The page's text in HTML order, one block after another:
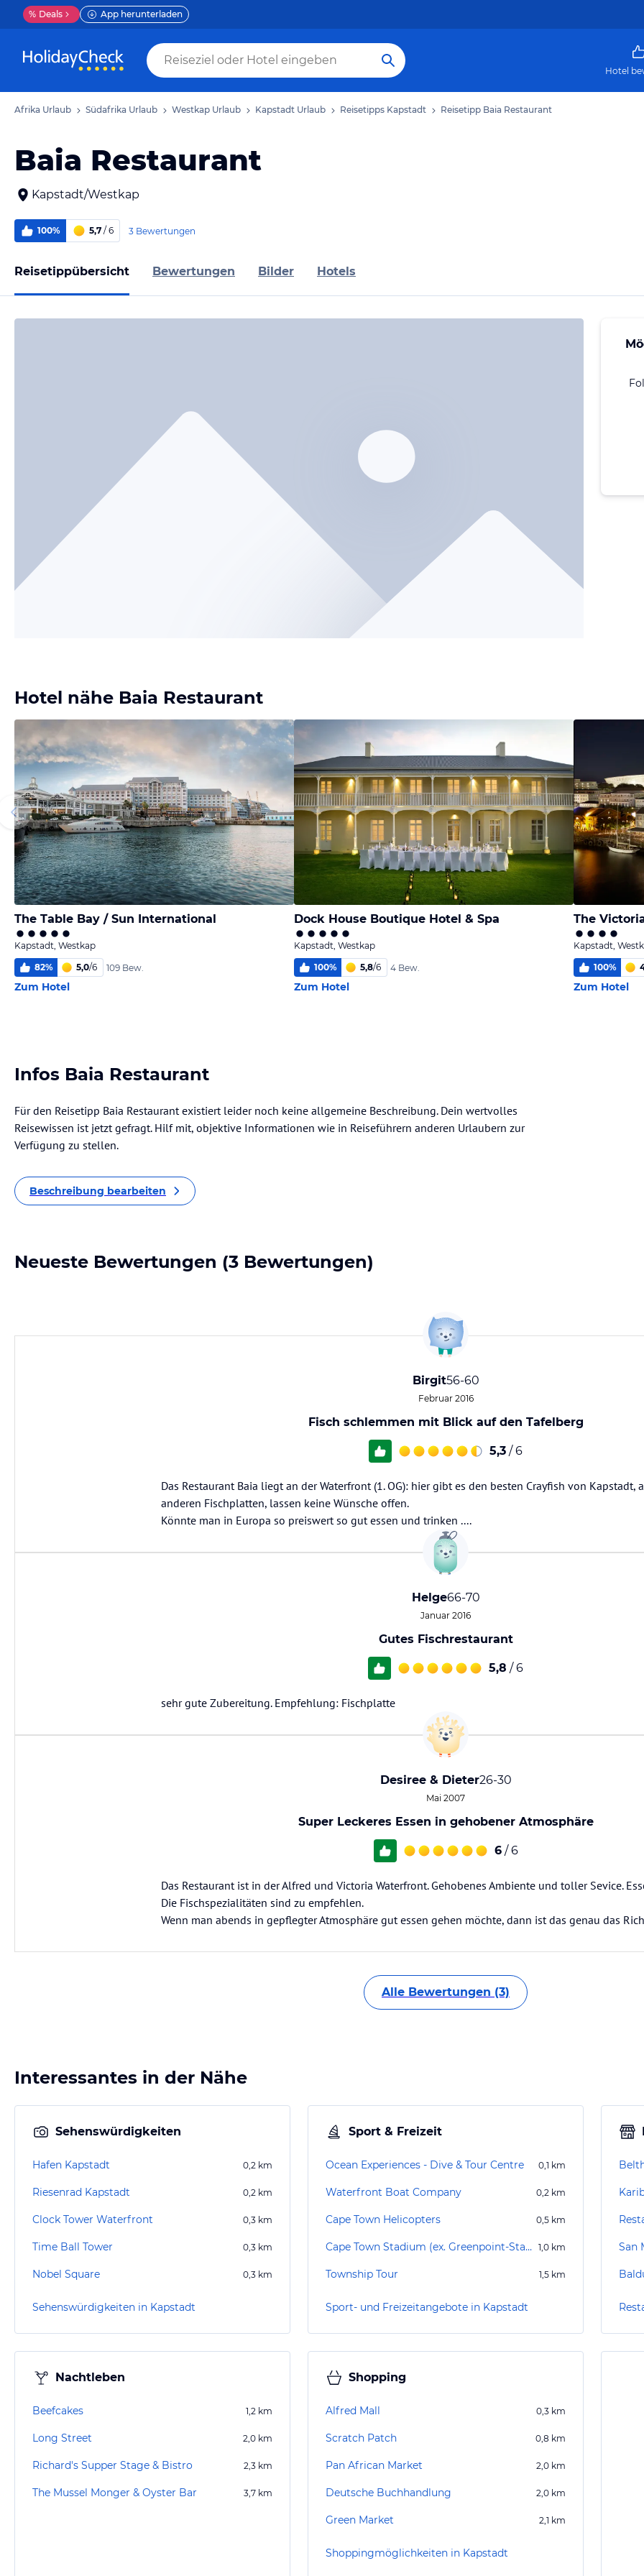
% Deals App herunterladen
Hotel
Afrika Urlaub Südafrika Urlaub Westkap Urlaub Kapstadt Urlaub Reisetipps Kapstadt Reisetipp Baia Restaurant
Baia Restaurant
Kapstadt/Westkap
100% 5,7 / 6 3 Bewertungen
Reisetippübersicht Bewertungen Bilder Hotels
Hotel nähe Baia Restaurant
The Table Bay / Sun International
Kapstadt, Westkap
82% 5,0/6 109 Bew.
Zum Hotel
Dock House Boutique Hotel & Spa
Kapstadt, Westkap
100% 5,8/6 4 Bew.
Zum Hotel
The
Kapstadt,
100%
Zum Hotel
Infos Baia Restaurant
Für den Reisetipp Baia Restaurant existiert leider noch keine allgemeine Beschreibung. Dein wertvolles
Reisewissen ist jetzt gefragt. Hilf mit, objektive Informationen wie in Reiseführern anderen Urlaubern zur
Verfügung zu stellen.
Beschreibung bearbeiten
Neueste Bewertungen (3 Bewertungen)
Birgit56-60
Februar 2016
Fisch schlemmen mit Blick auf den Tafelberg
5,3 / 6
Das Restaurant Baia liegt an der Waterfront (1. OG): hier gibt es den besten Crayfish von Kapstadt,
anderen Fischplatten, lassen keine Wünsche offen.
Könnte man in Europa so preiswert so gut essen und trinken ....
Helge66-70
Januar 2016
Gutes Fischrestaurant
5,8 / 6
sehr gute Zubereitung. Empfehlung: Fischplatte
Desiree & Dieter26-30
Mai 2007
Super Leckeres Essen in gehobener Atmosphäre
6 / 6
Das Restaurant ist in der Alfred und Victoria Waterfront. Gehobenes Ambiente und toller Sevice.
Die Fischspezialitäten sind zu empfehlen.
Wenn man abends in gepflegter Atmosphäre gut essen gehen möchte, dann ist das genau das
Alle Bewertungen (3)
Interessantes in der Nähe
Sehenswürdigkeiten
Hafen Kapstadt 0,2 km
Riesenrad Kapstadt 0,2 km
Clock Tower Waterfront 0,3 km
Time Ball Tower 0,3 km
Nobel Square 0,3 km
Sehenswürdigkeiten in Kapstadt
Sport & Freizeit
Ocean Experiences - Dive & Tour Centre 0,1 km
Waterfront Boat Company 0,2 km
Cape Town Helicopters 0,5 km
Cape Town Stadium (ex. Greenpoint-Stadion) 1,0 km
Township Tour 1,5 km
Sport- und Freizeitangebote in Kapstadt
San
Nachtleben
Beefcakes 1,2 km
Long Street 2,0 km
Richard's Supper Stage & Bistro 2,3 km
The Mussel Monger & Oyster Bar 3,7 km
Shopping
Alfred Mall 0,3 km
Scratch Patch 0,8 km
Pan African Market 2,0 km
Deutsche Buchhandlung 2,0 km
Green Market 2,1 km
Shoppingmöglichkeiten in Kapstadt